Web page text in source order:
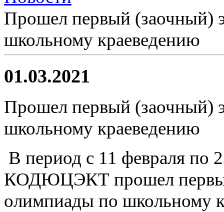
Прошел первый (заочный)
школьному краеведению
01.03.2021
Прошел первый (заочный)
школьному краеведению
В период с 11 февраля по
КОДЮЦЭКТ прошел
олимпиады по школьному